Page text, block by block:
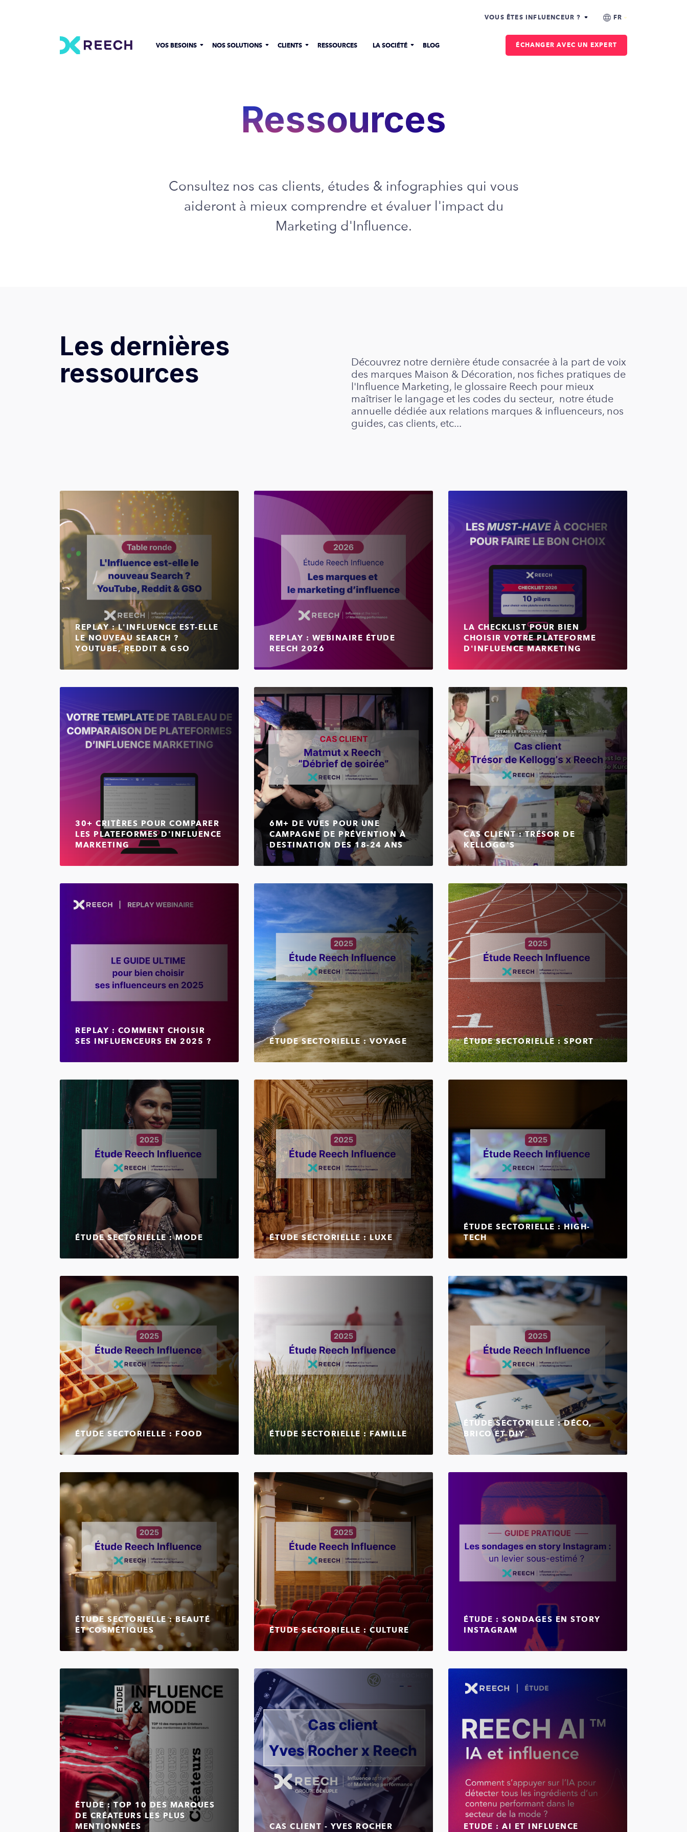
VOUS ÊTES INFLUENCEUR ?
VOS BESOINS NOS SOLUTIONS CLIENTS RESSOURCES LA SOCIÉTÉ BLOG ÉCHANGER AVEC UN EXPERT
Ressources
Consultez nos cas clients, études & infographies qui vous
aideront à mieux comprendre et évaluer l'impact du
Marketing d'Influence.
Les dernières
ressources
Découvrez notre dernière étude consacrée à la part de voix
des marques Maison & Décoration, nos fiches pratiques de
l'Influence Marketing, le glossaire Reech pour mieux
maîtriser le langage et les codes du secteur, notre étude
annuelle dédiée aux relations marques & influenceurs, nos
guides, cas clients, etc...
REPLAY : L'INFLUENCE EST-ELLE
LE NOUVEAU SEARCH ?
YOUTUBE, REDDIT & GSO
REPLAY : WEBINAIRE ÉTUDE
REECH 2026
LA CHECKLIST POUR BIEN
CHOISIR VOTRE PLATEFORME
D'INFLUENCE MARKETING
30+ CRITÈRES POUR COMPARER
LES PLATEFORMES D'INFLUENCE
MARKETING
6M+ DE VUES POUR UNE
CAMPAGNE DE PRÉVENTION À
DESTINATION DES 18-24 ANS
CAS CLIENT : TRÉSOR DE
KELLOGG'S
REPLAY : COMMENT CHOISIR
SES INFLUENCEURS EN 2025 ?
ÉTUDE SECTORIELLE : VOYAGE ÉTUDE SECTORIELLE : SPORT
ÉTUDE SECTORIELLE : MODE ÉTUDE SECTORIELLE : LUXE
ÉTUDE SECTORIELLE : HIGH-
TECH
ÉTUDE SECTORIELLE : FOOD ÉTUDE SECTORIELLE : FAMILLE
ÉTUDE SECTORIELLE : DÉCO,
BRICO ET DIY
ÉTUDE SECTORIELLE : BEAUTÉ
ET COSMÉTIQUES
ÉTUDE SECTORIELLE : CULTURE
ÉTUDE : SONDAGES EN STORY
INSTAGRAM
ÉTUDE : TOP 10 DES MARQUES
DE CRÉATEURS LES PLUS
MENTIONNÉES
CAS CLIENT - YVES ROCHER ETUDE : AI ET INFLUENCE